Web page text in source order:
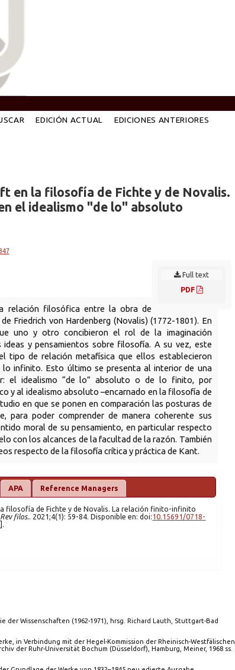
EDICIÓN ACTUAL EDICIONES ANTERIORES
en la filosofía de Fichte y de Novalis.
el idealismo "de lo" absoluto
Full text
PDF
relación filosófica entre la obra de
Friedrich von Hardenberg (Novalis) (1772-1801). En
uno y otro concibieron el rol de la imaginación
y pensamientos sobre filosofía. A su vez, este
tipo de relación metafísica que ellos establecieron
infinito. Esto último se presenta al interior de una
el idealismo “de lo” absoluto o de lo finito, por
y al idealismo absoluto –encarnado en la filosofía de
en que se ponen en comparación las posturas de
para poder comprender de manera coherente sus
moral de su pensamiento, en particular respecto
con los alcances de la facultad de la razón. También
respecto de la filosofía crítica y práctica de Kant.
APA Reference Managers
filos. . 2021;4(1): 59-84. Disponible en: doi:10.15691/0718-
der Wissenschaften (1962-1971), hrsg. Richard Lauth, Stuttgart-Bad
in Verbindung mit der Hegel-Kommission der Rheinisch-Westfälischen
der Ruhr-Universität Bochum (Düsseldorf), Hamburg, Meiner, 1968 ss.